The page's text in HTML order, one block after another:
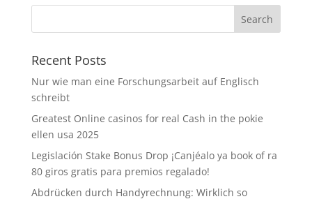
Recent Posts
Nur wie man eine Forschungsarbeit auf Englisch
schreibt
Greatest Online casinos for real Cash in the pokie
ellen usa 2025
Legislación Stake Bonus Drop ¡Canjéalo ya book of ra
80 giros gratis para premios regalado!
Abdrücken durch Handyrechnung: Wirklich so